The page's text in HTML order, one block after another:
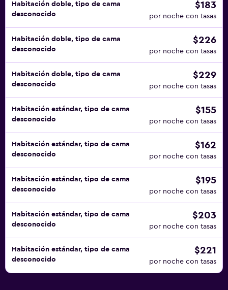
Habitación doble, tipo de cama
desconocido
$183
por noche con tasas
Habitación doble, tipo de cama
desconocido
$226
por noche con tasas
Habitación doble, tipo de cama
desconocido
$229
por noche con tasas
Habitación estándar, tipo de cama
desconocido
$155
por noche con tasas
Habitación estándar, tipo de cama
desconocido
$162
por noche con tasas
Habitación estándar, tipo de cama
desconocido
$195
por noche con tasas
Habitación estándar, tipo de cama
desconocido
$203
por noche con tasas
Habitación estándar, tipo de cama
desconocido
$221
por noche con tasas